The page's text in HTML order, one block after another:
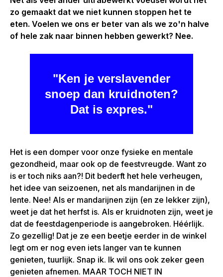
zo gemaakt dat we niet kunnen stoppen het te
eten. Voelen we ons er beter van als we zo'n halve
of hele zak naar binnen hebben gewerkt? Nee.
"Ken je verslavender
snoep dan kruidnoten?
Dat is expres."
Het is een domper voor onze fysieke en mentale
gezondheid, maar ook op de feestvreugde. Want zo
is er toch niks aan?! Dit bederft het hele verheugen,
het idee van seizoenen, net als mandarijnen in de
lente. Nee! Als er mandarijnen zijn (en ze lekker zijn),
weet je dat het herfst is. Als er kruidnoten zijn, weet je
dat de feestdagenperiode is aangebroken. Héérlijk.
Zo gezellig! Dat je ze een beetje eerder in de winkel
legt om er nog even iets langer van te kunnen
genieten, tuurlijk. Snap ik. Ik wil ons ook zeker geen
genieten afnemen. MAAR TOCH NIET IN